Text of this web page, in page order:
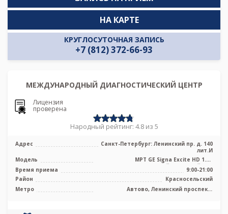
КРУГЛОСУТОЧНАЯ ЗАПИСЬ
+7 (812) 372-66-93
НА КАРТЕ
МЕЖДУНАРОДНЫЙ ДИАГНОСТИЧЕСКИЙ ЦЕНТР
Лицензия
проверена
Народный рейтинг: 4.8 из 5
Адрес
Санкт-Петербург: Ленинский пр. д. 140
лит.И
Модель
МРТ GE Signa Excite HD 1.5T
высокопольный закрытый тип
Время приема
9:00-21:00
Район
Красносельский
Метро
Автово, Ленинский проспект,